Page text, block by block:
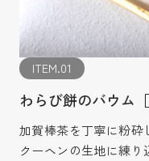
ITEM.01
わらび餅のバウム
加賀棒茶を丁寧に粉砕
クーヘンの生地に練り